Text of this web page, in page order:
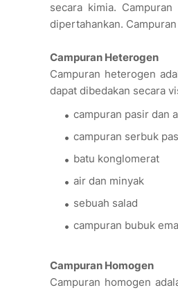
secara kimia.
dipertahankan.
Campuran Heterogen
Campuran heterogen
dapat dibedakan secara
campuran pasir dan
campuran serbuk
batu konglomerat
air dan minyak
sebuah salad
campuran bubuk
Campuran Homogen
Campuran homogen